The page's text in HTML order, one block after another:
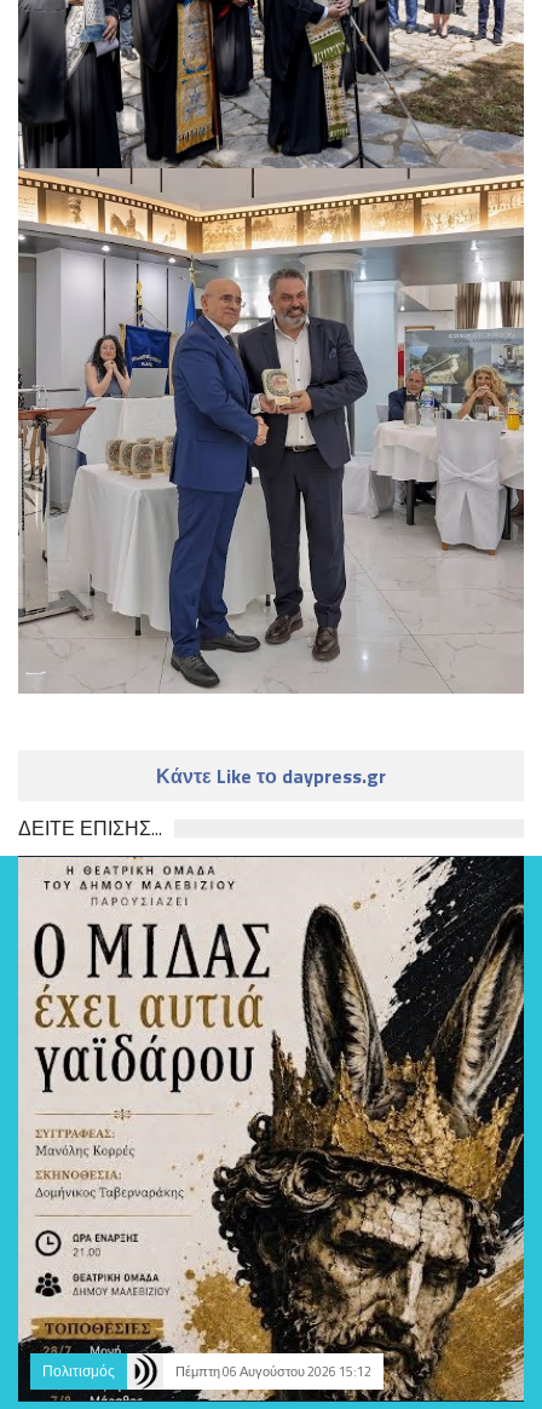
Κάντε Like το daypress.gr
ΔΕΙΤΕ ΕΠΙΣΗΣ...
Πολιτισμός Πέμπτη 06 Αυγούστου 2026 15:12